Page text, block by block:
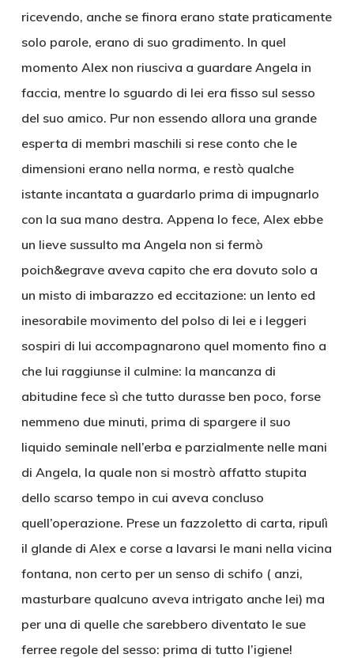
ricevendo, anche se finora erano state praticamente
solo parole, erano di suo gradimento. In quel
momento Alex non riusciva a guardare Angela in
faccia, mentre lo sguardo di lei era fisso sul sesso
del suo amico. Pur non essendo allora una grande
esperta di membri maschili si rese conto che le
dimensioni erano nella norma, e restò qualche
istante incantata a guardarlo prima di impugnarlo
con la sua mano destra. Appena lo fece, Alex ebbe
un lieve sussulto ma Angela non si fermò
poich&egrave aveva capito che era dovuto solo a
un misto di imbarazzo ed eccitazione: un lento ed
inesorabile movimento del polso di lei e i leggeri
sospiri di lui accompagnarono quel momento fino a
che lui raggiunse il culmine: la mancanza di
abitudine fece sì che tutto durasse ben poco, forse
nemmeno due minuti, prima di spargere il suo
liquido seminale nell’erba e parzialmente nelle mani
di Angela, la quale non si mostrò affatto stupita
dello scarso tempo in cui aveva concluso
quell’operazione. Prese un fazzoletto di carta, ripulì
il glande di Alex e corse a lavarsi le mani nella vicina
fontana, non certo per un senso di schifo ( anzi,
masturbare qualcuno aveva intrigato anche lei) ma
per una di quelle che sarebbero diventato le sue
ferree regole del sesso: prima di tutto l’igiene!